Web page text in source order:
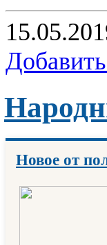
Новое от